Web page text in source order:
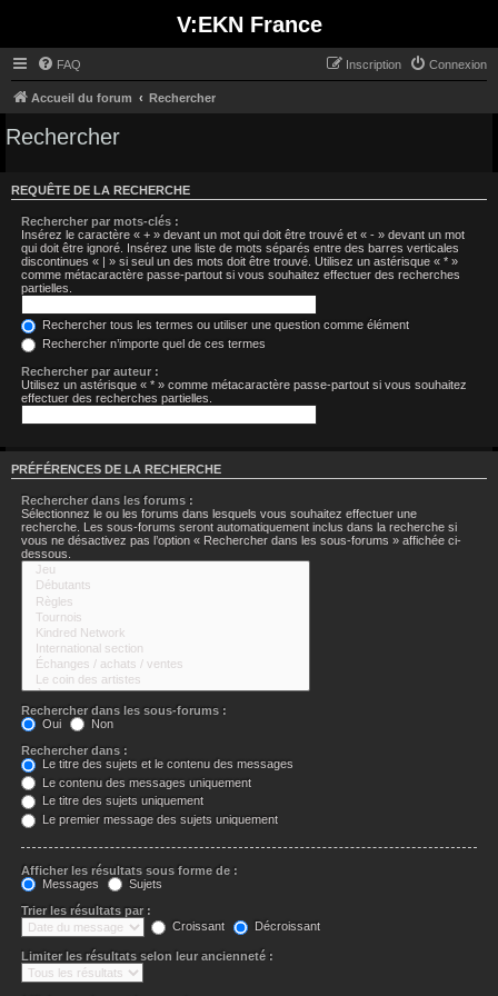
V:EKN France
FAQ Connexion
Inscription
Accueil du forum Rechercher
Rechercher
REQUÊTE DE LA RECHERCHE
Rechercher par mots-clés :
Insérez le caractère « + » devant un mot qui doit être trouvé et « - » devant un mot
qui doit être ignoré. Insérez une liste de mots séparés entre des barres verticales
discontinues « | » si seul un des mots doit être trouvé. Utilisez un astérisque « * »
comme métacaractère passe-partout si vous souhaitez effectuer des recherches
partielles.
Rechercher tous les termes ou utiliser une question comme élément
Rechercher n’importe quel de ces termes
Rechercher par auteur :
Utilisez un astérisque « * » comme métacaractère passe-partout si vous souhaitez
effectuer des recherches partielles.
PRÉFÉRENCES DE LA RECHERCHE
Rechercher dans les forums :
Sélectionnez le ou les forums dans lesquels vous souhaitez effectuer une
recherche. Les sous-forums seront automatiquement inclus dans la recherche si
vous ne désactivez pas l’option « Rechercher dans les sous-forums » affichée ci-
dessous.
Rechercher dans les sous-forums :
Oui
Non
Rechercher dans :
Le titre des sujets et le contenu des messages
Le contenu des messages uniquement
Le titre des sujets uniquement
Le premier message des sujets uniquement
Afficher les résultats sous forme de :
Messages
Sujets
Trier les résultats par :
Croissant
Décroissant
Limiter les résultats selon leur ancienneté :